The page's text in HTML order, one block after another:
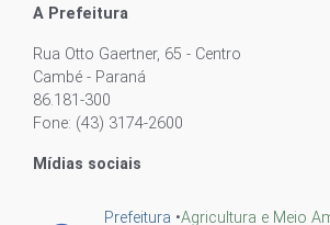
A Prefeitura
Rua Otto Gaertner, 65 - Centro
Cambé - Paraná
86.181-300
Fone: (43) 3174-2600
Mídias sociais
Prefeitura •Agricultura e Meio